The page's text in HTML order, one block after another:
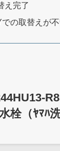
え完了
での取替えが
栓（ﾔﾏﾊ